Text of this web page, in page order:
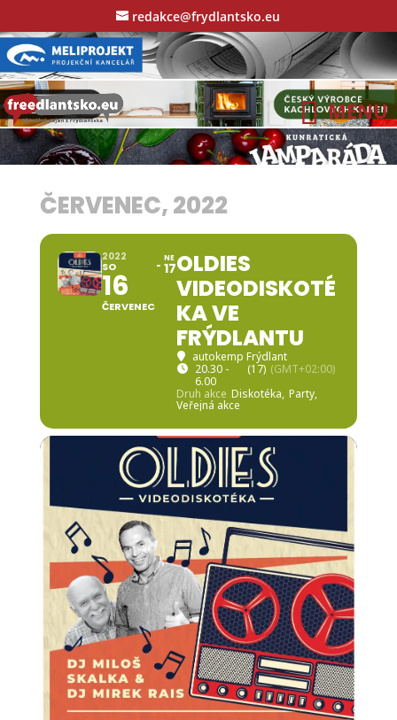
redakce@frydlantsko.eu
ČERVENEC, 2022
2022
SO
16
ČERVENEC
NE
17OLDIES
VIDEODISKOTÉ
KA VE
FRÝDLANTU
autokemp Frýdlant
20.30 -
6.00
(17) (GMT+02:00)
Druh akce Diskotéka, Party,
Veřejná akce